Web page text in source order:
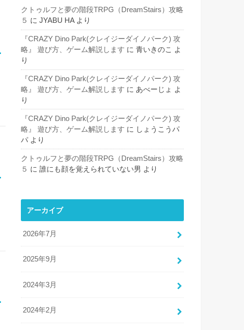
クトゥルフと夢の階段TRPG（DreamStairs）攻略
５ に JYABU HAより
『CRAZY Dino Park(クレイジーダイノパーク) 攻
略』 遊び方、ゲーム解説します に 青いきのこ
よ
り
『CRAZY Dino Park(クレイジーダイノパーク) 攻
略』 遊び方、ゲーム解説します に あべーじょ
よ
り
『CRAZY Dino Park(クレイジーダイノパーク) 攻
略』 遊び方、ゲーム解説します に しょうこうパ
パより
クトゥルフと夢の階段TRPG（DreamStairs）攻略
５ に 誰にも顔を覚えられていない男 より
アーカイブ
2026年7月
2025年9月
2024年3月
2024年2月